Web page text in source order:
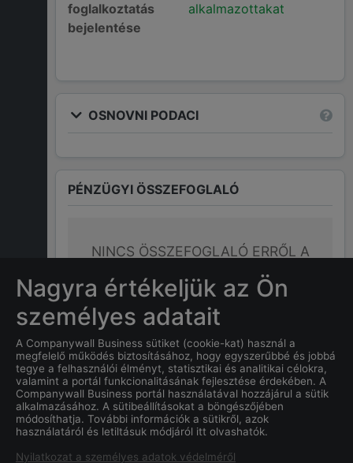
foglalkoztatás
bejelentése
alkalmazottakat
OSNOVNI PODACI
PÉNZÜGYI ÖSSZEFOGLALÓ
NINCS ÖSSZEFOGLALÓ ERRŐL A
GYAKRAN ISMÉTELT KÉRDÉSEK
Mi aWorld-Global Trans
Logistic Kft. "f. a."cég
alapításának dátuma?
Nagyra értékeljük az Ön
személyes adatait
A Companywall Business sütiket (cookie-kat) használ a
megfelelő működés biztosításához, hogy egyszerűbbé és jobbá
tegye a felhasználói élményt, statisztikai és analitikai célokra,
valamint a portál funkcionalitásának fejlesztése érdekében. A
Companywall Business portál használatával hozzájárul a sütik
alkalmazásához. A sütibeállításokat a böngészőjében
módosíthatja. További információk a sütikről, azok
használatáról és letiltásuk módjáról itt olvashatók.
Nyilatkozat a személyes adatok védelméről